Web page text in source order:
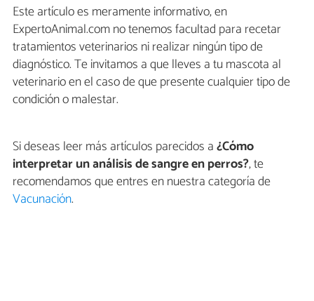
Este artículo es meramente informativo, en
ExpertoAnimal.com no tenemos facultad para recetar
tratamientos veterinarios ni realizar ningún tipo de
diagnóstico. Te invitamos a que lleves a tu mascota al
veterinario en el caso de que presente cualquier tipo de
condición o malestar.
Si deseas leer más artículos parecidos a¿Cómo
interpretar un análisis de sangre en perros?, te
recomendamos que entres en nuestra categoría de
Vacunación.